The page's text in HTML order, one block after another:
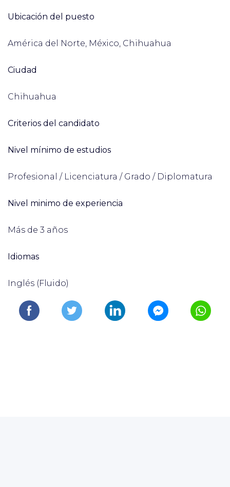
Ubicación del puesto
América del Norte, México, Chihuahua
Ciudad
Chihuahua
Criterios del candidato
Nivel mínimo de estudios
Profesional / Licenciatura / Grado / Diplomatura
Nivel minimo de experiencia
Más de 3 años
Idiomas
Inglés (Fluido)